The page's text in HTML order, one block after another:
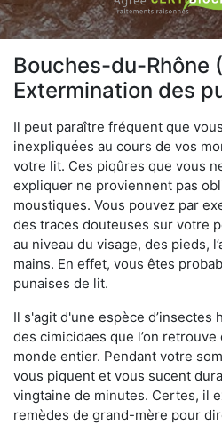
Bouches-du-Rhône
Extermination des
Il peut paraître fréquent que
inexpliquées au cours de vos
votre lit. Ces piqûres que vous
expliquer ne proviennent pas
moustiques. Vous pouvez par
des traces douteuses sur votre
au niveau du visage, des pieds,
mains. En effet, vous êtes
punaises de lit.
Il s'agit d'une espèce d’insectes
des cimicidaes que l’on
monde entier. Pendant votre
vous piquent et vous sucent
vingtaine de minutes. Certes, il
remèdes de grand-mère pour